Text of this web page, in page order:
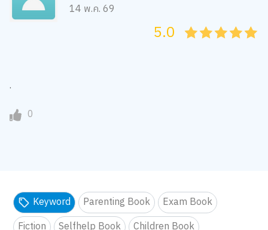
14 พ.ค. 69
45
4
35
3
25
2
15
1
05
5.0
.
0
Keyword Parenting Book
Exam Book
Fiction
Selfhelp Book
Children Book